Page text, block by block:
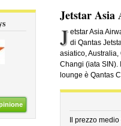
Jetstar Asia
J etstar Asia
di Qantas
asiatico,
Changi (iata SIN).
lounge è Qantas
Il prezzo